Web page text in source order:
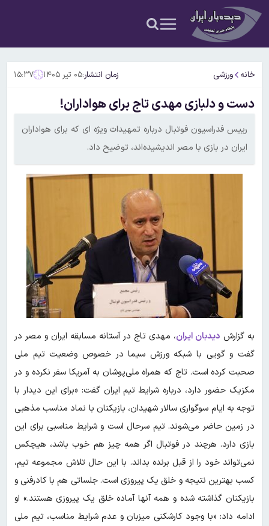
خانه ورزشی زمان انتشار:۰۵ تیر ۱۴۰۵ ۱۵:۳۷
دست و دلبازی مهدی تاج برای هواداران!
رییس فدراسیون فوتبال درباره تمهیدات ویژه ای که برای هواداران
ایران در بازی با مصر اندیشیده‌اند، توضیح داد.
به گزارش دیدبان ایران، مهدی تاج در آستانه مسابقه ایران و مصر در
گفت و گویی با شبکه ورزش سیما در خصوص وضعیت تیم ملی
صحبت کرده است. تاج که همراه ملی‌پوشان به آمریکا سفر نکرده و در
مکزیک حضور دارد، درباره شرایط تیم ایران گفت: «برای این دیدار با
توجه به ایام سوگواری سالار شهیدان، بازیکنان با نماد مناسب مذهبی
در زمین حاضر می‌شوند. تیم سرحال است و شرایط مناسبی برای این
بازی دارد. هرچند در فوتبال اگر همه چیز هم خوب باشد، هیچکس
نمی‌تواند خود را از قبل برنده بداند. با این حال تلاش مجموعه تیم،
کسب بهترین نتیجه و خلق یک پیروزی است. جلساتی هم با کادرفنی و
بازیکنان گذاشته شده و همه آنها آماده خلق یک پیروزی هستند.» او
ادامه داد: «با وجود کارشکنی میزبان و عدم شرایط مناسب، تیم ملی